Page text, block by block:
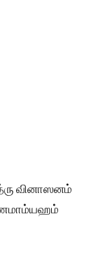
வினாஸனம்